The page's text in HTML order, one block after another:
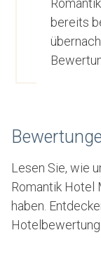
bereits
Lesen Sie, wie
Romantik
haben.